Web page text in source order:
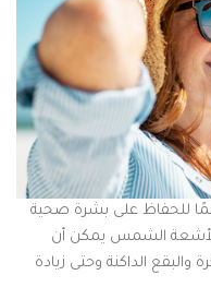
للحفاظ على بشرة صحية
لأشعة الشمس يمكن أن
والبقع الداكنة وحتى زيادة